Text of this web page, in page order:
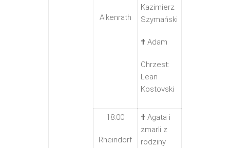
Alkenrath
Kazimierz
Szymański
† Adam
Chrzest:
Lean
Kostovski
18:00
Rheindorf
† Agata i
zmarli z
rodziny